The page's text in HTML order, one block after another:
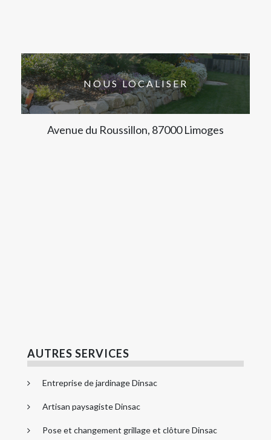
NOUS LOCALISER
Avenue du Roussillon, 87000 Limoges
AUTRES SERVICES
Entreprise de jardinage Dinsac
Artisan paysagiste Dinsac
Pose et changement grillage et clôture Dinsac